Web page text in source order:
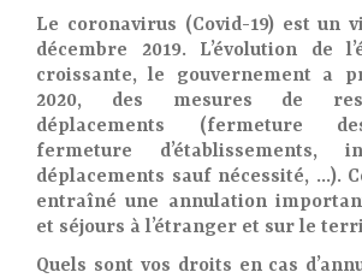
Le coronavirus (Covid-19) est un
décembre 2019. L’évolution de
croissante, le gouvernement a
2020, des mesures de
déplacements (fermeture
fermeture d’établissements,
déplacements sauf nécessité, …).
entraîné une annulation
et séjours à l’étranger et sur le
Quels sont vos droits en cas